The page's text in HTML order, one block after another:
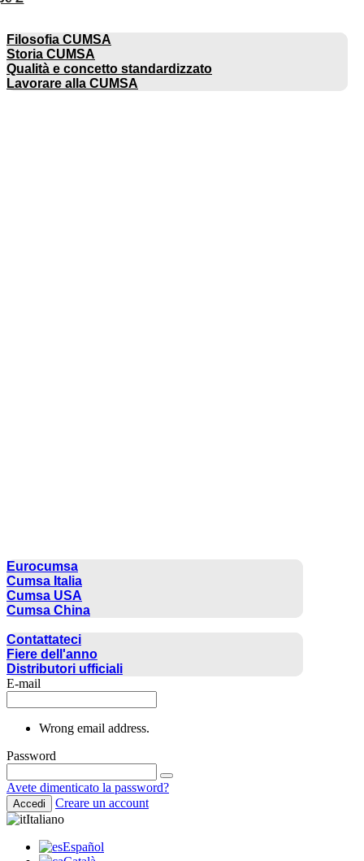
Filosofia CUMSA
Storia CUMSA
Qualità e concetto standardizzato
Lavorare alla CUMSA
Eurocumsa
Cumsa Italia
Cumsa USA
Cumsa China
Contattateci
Fiere dell'anno
Distributori ufficiali
E-mail
Wrong email address.
Password
Avete dimenticato la password?
Accedi
Creare un account
Italiano
Español